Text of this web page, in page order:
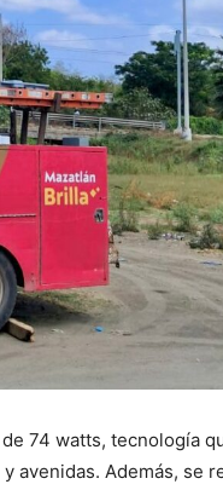
74 watts, tecnología
avenidas. Además, se